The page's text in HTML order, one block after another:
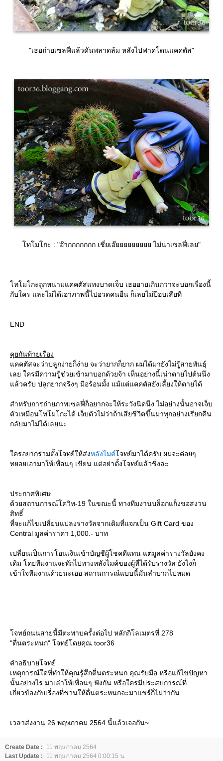
"เธอถ่ายเซลฟี่แล้วดันพลาดล้ม หลังไปฟาดโดนแคคตัส"
ทโมโกะ : "อ๊ากกกกกกก เชี่ยเอ๊ยยยยยยยยย ไม่น่าเซลฟี่เลย"
ทโมโกะถูกหนามแคคตัสแทงบาดเจ็บ เธออายเกินกว่าจะบอกเรื่องนี้
กับใคร และไม่ได้เอาภาพนี้ไปอวดคนอื่น ก็เลยไม่ป๊อบเสียที
END
คุยกันท้ายเรื่อง
คคตัสจะว่าปลูกง่ายก็ง่าย จะว่ายากก็ยาก ผมได้มายังไม่รู้สายพันธุ์
เลย ใครมีความรู้ช่วยเข้ามาบอกด้วยจ้า เห็นอย่างนี้เน่าตายไปต้นนึง
ล้วครับ ปลูกยากจริงๆ มือร้อนมั้ง แม้แต่แคคตัสยังเลี้ยงให้ตายได้
สำหรับการถ่ายภาพเซลฟี่ก็อยากจะให้ระวังนิดนึง ไม่อย่างนั้นอาจเจ็บ
ตัวเหมือนโทโมโกะได้ เจ็บตัวไม่ว่าถ้าเสียชีวิตขึ้นมาทุกอย่างเรียกคืน
กลับมาไม่ได้เลยนะ
ครอยากร่วมตั้งโจทย์ให้ส่งหลังไมค์จทย์มาได้ครับ ผมจะค่อยๆ
ทยอยเอามาให้เพื่อนๆ เขียน แต่อย่าตั้งโจทย์แล้วชิ่งล่ะ
ประกาศพิเศษ
ด้วยสถานการณ์โควิท-19 ในขณะนี้ ทางทีมงานบล็อกแก็งขอสงวน
สิทธิ์
ที่จะแก้ไขเปลี่ยนแปลงรางวัลจากเดิมที่แจกเป็น Gift Card ของ
Central มูลค่าราคา 1,000.- บาท
เปลี่ยนเป็นการโอนเงินเข้าบัญชีผู้โชคดีแทน แต่มูลค่ารางวัลยังคง
เดิม โดยทีมงานจะทักไปทางหลังไมค์ของผู้ที่ได้รับรางวัล ยังไงก็
เข้าใจทีมงานด้วยนะเออ สถานการณ์แบบนี้มันลำบากไปหมด
จทย์ถนนสายนี้มีตะพาบครั้งต่อไป หลักกิโลเมตรที่ 278
"ตื่นตระหนก" โจทย์โดยคุณ toor36
คำอธิบายโจทย์
เหตุการณ์ใดที่ทำให้คุณรู้สึกตื่นตระหนก คุณรับมือ หรือแก้ไขปัญหา
นั้นอย่างไร มาเล่าให้เพื่อนๆ ฟังกัน หรือใครมีประสบการณ์ที่
เกี่ยวข้องกับเรื่องที่ชวนให้ตื่นตระหนกจะมาแชร์ก็ไม่ว่ากัน
เวลาส่งงาน 26 พฤษภาคม 2564 นี้แล้วเจอกัน~
Create Date :
11 พฤษภาคม 2564
Last Update :
11 พฤษภาคม 2564 0:00:15 น.